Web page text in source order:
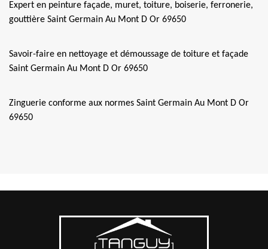
Expert en peinture façade, muret, toiture, boiserie, ferronerie,
gouttière Saint Germain Au Mont D Or 69650
Savoir-faire en nettoyage et démoussage de toiture et façade
Saint Germain Au Mont D Or 69650
Zinguerie conforme aux normes Saint Germain Au Mont D Or
69650